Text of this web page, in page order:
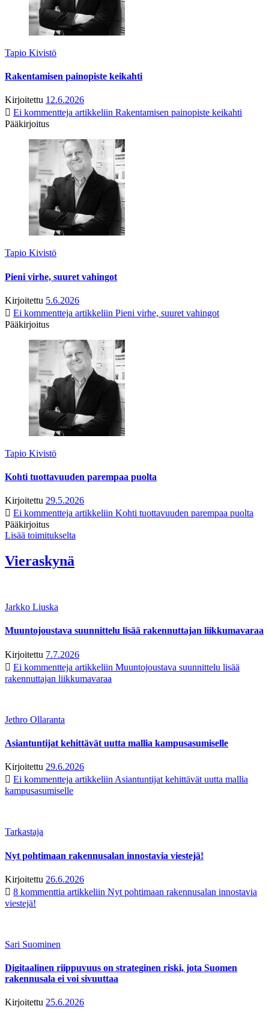
Tapio Kivistö
Rakentamisen painopiste keikahti
Kirjoitettu 12.6.2026
Ei kommentteja artikkeliin Rakentamisen painopiste keikahti
Pääkirjoitus
Tapio Kivistö
Pieni virhe, suuret vahingot
Kirjoitettu 5.6.2026
Ei kommentteja artikkeliin Pieni virhe, suuret vahingot
Pääkirjoitus
Tapio Kivistö
Kohti tuottavuuden parempaa puolta
Kirjoitettu 29.5.2026
Ei kommentteja artikkeliin Kohti tuottavuuden parempaa puolta
Pääkirjoitus
Lisää toimitukselta
Vieraskynä
Jarkko Liuska
Muuntojoustava suunnittelu lisää rakennuttajan liikkumavaraa
Kirjoitettu 7.7.2026
Ei kommentteja artikkeliin Muuntojoustava suunnittelu lisää
rakennuttajan liikkumavaraa
Jethro Ollaranta
Asiantuntijat kehittävät uutta mallia kampusasumiselle
Kirjoitettu 29.6.2026
Ei kommentteja artikkeliin Asiantuntijat kehittävät uutta mallia
kampusasumiselle
Tarkastaja
Nyt pohtimaan rakennusalan innostavia viestejä!
Kirjoitettu 26.6.2026
8 kommenttia artikkeliin Nyt pohtimaan rakennusalan innostavia
viestejä!
Sari Suominen
Digitaalinen riippuvuus on strateginen riski, jota Suomen
rakennusala ei voi sivuuttaa
Kirjoitettu 25.6.2026